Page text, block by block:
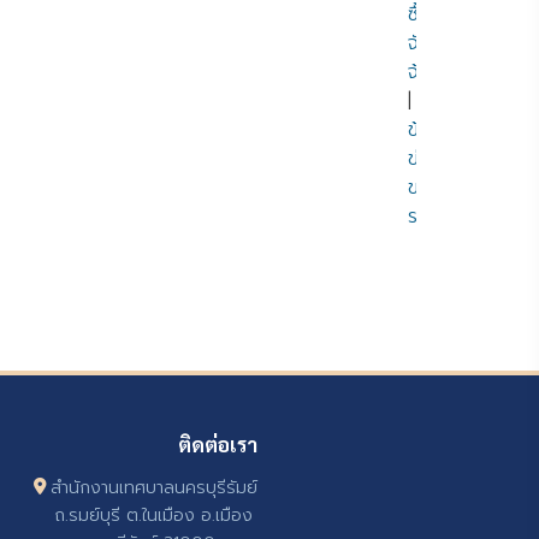
ซื้อ
จัด
จ้าง
|
ข้อมูล
ข่าวสาร
ของ
ราชการ
ติดต่อเรา
สำนักงานเทศบาลนครบุรีรัมย์
ถ.รมย์บุรี ต.ในเมือง อ.เมือง